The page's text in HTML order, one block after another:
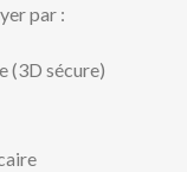
par :
(3D sécure)